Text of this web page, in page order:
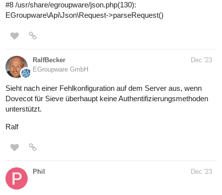
#8 /usr/share/egroupware/json.php(130):
EGroupware\Api\Json\Request->parseRequest()
RalfBecker
EGroupware GmbH
Dec '23
Sieht nach einer Fehlkonfiguration auf dem Server aus, wenn
Dovecot für Sieve überhaupt keine Authentifizierungsmethoden
unterstützt.
Ralf
Phil Dec '23